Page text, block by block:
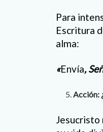
Para
Escritura
alma:
«Envía,
Acción:
Jesucristo